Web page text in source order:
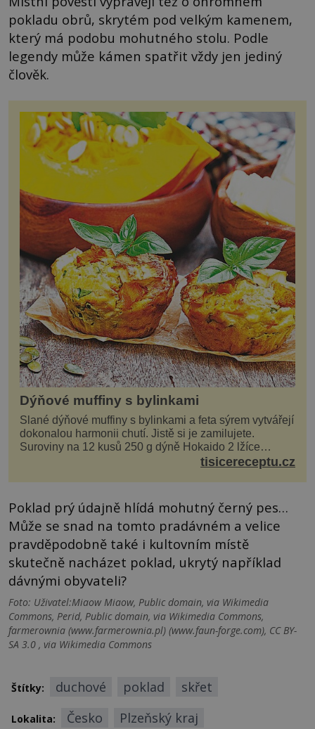
pokladu obrů, skrytém pod velkým kamenem,
který má podobu mohutného stolu. Podle
legendy může kámen spatřit vždy jen jediný
člověk.
Dýňové muffiny s bylinkami
Slané dýňové muffiny s bylinkami a feta sýrem vytvářejí
dokonalou harmonii chutí. Jistě si je zamilujete.
Suroviny na 12 kusů 250 g dýně Hokaido 2 lžíce
olivového oleje sůl, pepř hrst nasekaných špen...
tisicereceptu.cz
Poklad prý údajně hlídá mohutný černý pes…
Může se snad na tomto pradávném a velice
pravděpodobně také i kultovním místě
skutečně nacházet poklad, ukrytý například
dávnými obyvateli?
Foto: Uživatel:Miaow Miaow, Public domain, via Wikimedia
Commons, Perid, Public domain, via Wikimedia Commons,
farmerownia (www.farmerownia.pl) (www.faun-forge.com), CC BY-
SA 3.0 , via Wikimedia Commons
Štítky: duchové poklad skřet
Lokalita: Česko Plzeňský kraj